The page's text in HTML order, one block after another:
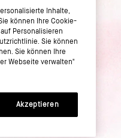
Inhalte,
können Ihre Cookie-
Personalisieren
Sie können
Sie können Ihre
Webseite verwalten"
Akzeptieren